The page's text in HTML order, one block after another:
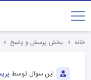
خانه بخش پرسش و پاسخ
این سوال توسط